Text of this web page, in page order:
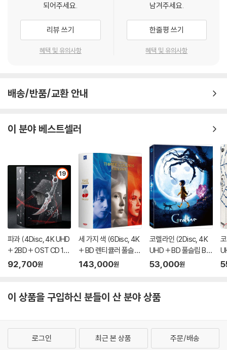
되어주세요.
리뷰 쓰기
혜택 및 유의사항
남겨주세요.
한줄평 쓰기
혜택 및 유의사항
배송/반품/교환 안내
이 분야 베스트셀러
19
파과 (4Disc, 4K UHD
+ 2BD + OST CD 15
00장 한정 스틸북 한정
92,700원
세 가지 색 (6Disc, 4K
+ BD 렌티큘러 풀슬립
트릴로지 박스 한정판)
143,000원
코렐라인 (2Disc, 4K
UHD + BD 풀슬립 B T
ype 500장 한정판) :
53,000원
이 상품을 구입하신 분들이 산 분야 상품
로그인 최근 본 상품 주문/배송